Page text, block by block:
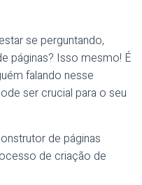
se perguntando,
páginas? Isso mesmo! É
falando nesse
ser crucial para o seu
de páginas
de criação de